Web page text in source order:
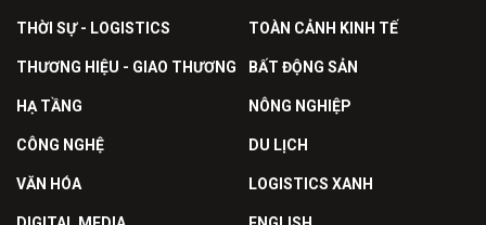
THỜI SỰ - LOGISTICS TOÀN CẢNH KINH TẾ
THƯƠNG HIỆU - GIAO THƯƠNG BẤT ĐỘNG SẢN
HẠ TẦNG NÔNG NGHIỆP
CÔNG NGHỆ DU LỊCH
VĂN HÓA LOGISTICS XANH